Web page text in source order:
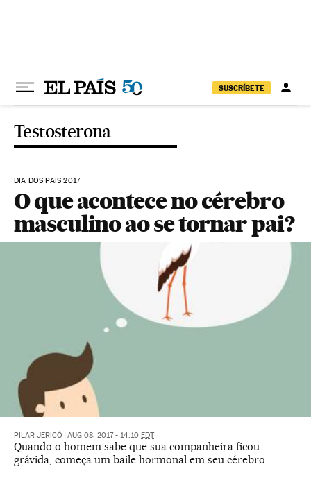
SUSCRÍBETE
Testosterona
DIA DOS PAIS 2017
O que acontece no cérebro
masculino ao se tornar pai?
PILAR JERICÓ AUG 08, 2017 - 14:10 EDT
Quando o homem sabe que sua companheira ficou
grávida, começa um baile hormonal em seu cérebro